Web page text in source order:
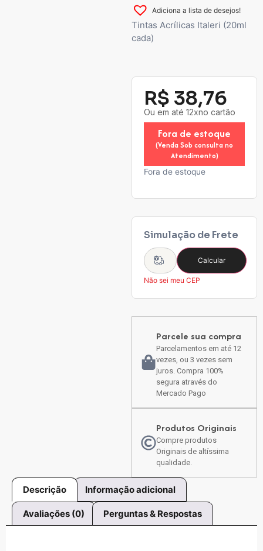
Adiciona a lista de desejos!
Tintas Acrílicas Italeri (20ml
cada)
R$ 38,76
Ou em até 12xno cartão
Fora de estoque
(Venda Sob consulta no
Atendimento)
Fora de estoque
Simulação de Frete
Calcular
Não sei meu CEP
Parcele sua compra
Parcelamentos em até 12
vezes, ou 3 vezes sem
juros. Compra 100%
segura através do
Mercado Pago
Produtos Originais
Compre produtos
Originais de altíssima
qualidade.
Descrição Informação adicional
Avaliações (0) Perguntas & Respostas